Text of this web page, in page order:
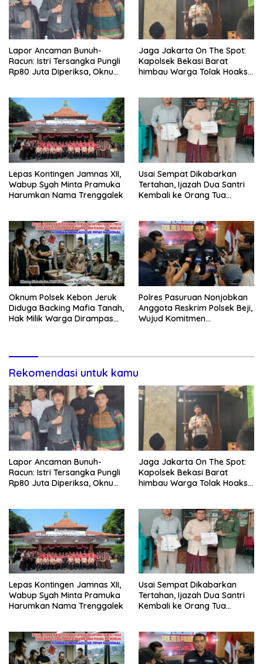
Lapor Ancaman Bunuh-
Racun: Istri Tersangka Pungli
Rp80 Juta Diperiksa, Oknum
Jaga Jakarta On The Spot:
Kapolsek Bekasi Barat
himbau Warga Tolak Hoaks
Lepas Kontingen Jamnas XII,
Wabup Syah Minta Pramuka
Harumkan Nama Trenggalek
Usai Sempat Dikabarkan
Tertahan, Ijazah Dua Santri
Kembali ke Orang Tua
Oknum Polsek Kebon Jeruk
Diduga Backing Mafia Tanah,
Hak Milik Warga Dirampas
Polres Pasuruan Nonjobkan
Anggota Reskrim Polsek Beji,
Wujud Komitmen
Rekomendasi untuk kamu
Lapor Ancaman Bunuh-
Racun: Istri Tersangka Pungli
Rp80 Juta Diperiksa, Oknum
Jaga Jakarta On The Spot:
Kapolsek Bekasi Barat
himbau Warga Tolak Hoaks
Lepas Kontingen Jamnas XII,
Wabup Syah Minta Pramuka
Harumkan Nama Trenggalek
Usai Sempat Dikabarkan
Tertahan, Ijazah Dua Santri
Kembali ke Orang Tua